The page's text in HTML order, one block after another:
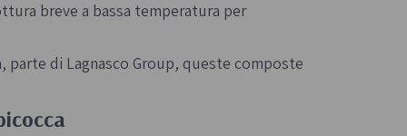
breve a bassa temperatura per
di Lagnasco Group, queste composte